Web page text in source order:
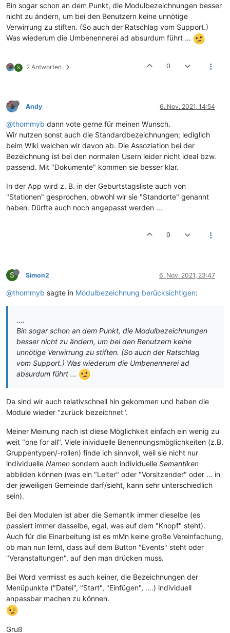
Bin sogar schon an dem Punkt, die Modulbezeichnungen besser
nicht zu ändern, um bei den Benutzern keine unnötige
Verwirrung zu stiften. (So auch der Ratschlag vom Support.)
Was wiederum die Umbenennerei ad absurdum führt ...
S 2 Antworten 0
Andy 6. Nov. 2021, 14:54
@thommyb dann vote gerne für meinen Wunsch.
Wir nutzen sonst auch die Standardbezeichnungen; lediglich
beim Wiki weichen wir davon ab. Die Assoziation bei der
Bezeichnung ist bei den normalen Usern leider nicht ideal bzw.
passend. Mit "Dokumente" kommen sie besser klar.
In der App wird z. B. in der Geburtstagsliste auch von
"Stationen" gesprochen, obwohl wir sie "Standorte" genannt
haben. Dürfte auch noch angepasst werden ...
0
S Simon2 6. Nov. 2021, 23:47
@thommyb sagte in Modulbezeichnung berücksichtigen:
....
Bin sogar schon an dem Punkt, die Modulbezeichnungen
besser nicht zu ändern, um bei den Benutzern keine
unnötige Verwirrung zu stiften. (So auch der Ratschlag
vom Support.) Was wiederum die Umbenennerei ad
absurdum führt ...
Da sind wir auch relativschnell hin gekommen und haben die
Module wieder "zurück bezeichnet".
Meiner Meinung nach ist diese Möglichkeit einfach ein wenig zu
weit "one for all". Viele inividuelle Benennungsmöglichkeiten (z.B.
Gruppentypen/-rollen) finde ich sinnvoll, weil sie nicht nur
individuelle Namen sondern auch individuelle Semantiken
abbilden können (was ein "Leiter" oder "Vorsitzender" oder ... in
der jeweiligen Gemeinde darf/sieht, kann sehr unterschiedlich
sein).
Bei den Modulen ist aber die Semantik immer dieselbe (es
passiert immer dasselbe, egal, was auf dem "Knopf" steht).
Auch für die Einarbeitung ist es mMn keine große Vereinfachung,
ob man nun lernt, dass auf dem Button "Events" steht oder
"Veranstaltungen", auf den man drücken muss.
Bei Word vermisst es auch keiner, die Bezeichnungen der
Menüpunkte ("Datei", "Start", "Einfügen", ....) individuell
anpassbar machen zu können.
Gruß